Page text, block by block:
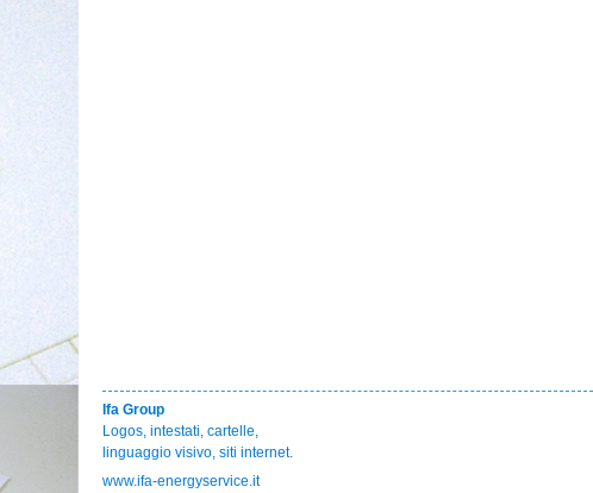
Ifa Group
Logos, intestati, cartelle,
linguaggio visivo, siti internet.
www.ifa-energyservice.it